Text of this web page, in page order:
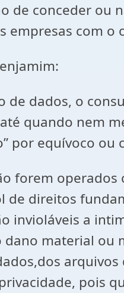
de conceder ou
empresas com
de dados, o
quando nem
por
forem
direitos
invioláveis a
material ou
pois